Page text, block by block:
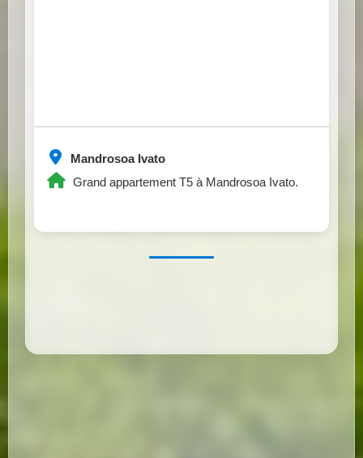
Mandrosoa Ivato
Grand appartement T5 à Mandrosoa Ivato.